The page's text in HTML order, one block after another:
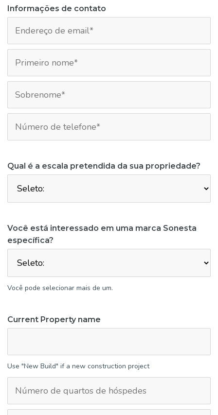
Informações de contato
Qual é a escala pretendida da sua propriedade?
Você está interessado em uma marca Sonesta
específica?
Você pode selecionar mais de um.
Current Property name
Use "New Build" if a new construction project